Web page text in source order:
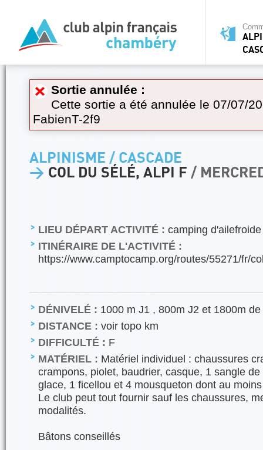
Sortie annulée :
Cette sortie a été annulée le 07/07/
FabienT-2f9
ALPINISME / CASCADE
> COL DU SÉLÉ, ALPI F /
LIEU DÉPART ACTIVITÉ : camping d'ailefroide
ITINÉRAIRE DE L'ACTIVITÉ :
https://www.camptocamp.org/routes/55271/fr/
DÉNIVELÉ : 1000 m J1 , 800m J2 et 1800m
DISTANCE : voir topo km
DIFFICULTÉ : F
MATÉRIEL : Matériel individuel : chaussures
crampons, piolet, baudrier, casque, 1 sangle
glace, 1 ficellou et 4 mousqueton dont au
Le club peut tout fournir sauf les chaussures,
modalités.
Bâtons conseillés